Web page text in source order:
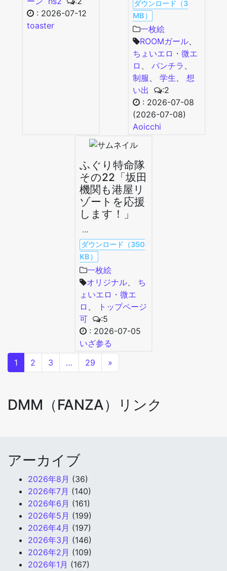
: 2026-07-12
toaster
ダウンロード（3
MB）
一枚絵
ROOMガール、
ちょいエロ・微エ
ロ 、 パンチラ 、
制服 、 学生、 想
い出
:2
: 2026-07-08
(2026-07-08)
Aoicchi
ふぐり特命隊
その22「坂田
機関も港屋リ
ゾートを応援
します！」
…
ダウンロード（350
KB）
一枚絵
オリジナル
ち
ょいエロ・微エ
ロ
トップページ
可
:5
: 2026-07-05
いざ参る
1
2 3 … 29 »
DMM（FANZA）リンク
アーカイブ
2026年8月 (36)
2026年7月 (140)
2026年6月 (161)
2026年5月 (199)
2026年4月 (197)
2026年3月 (146)
2026年2月 (109)
2026年1月 (167)